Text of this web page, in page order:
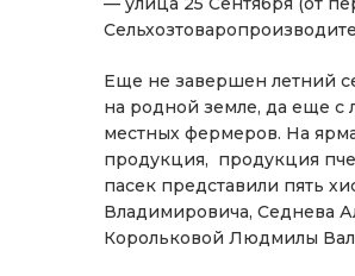
Еще не завершен летний
на родной земле, да еще с
местных фермеров. На
продукция, продукция
пасек представили пять
Владимировича, Седнева
Корольковой Людмилы